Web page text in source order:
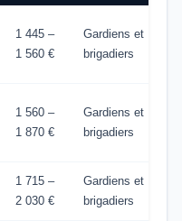
1 445 –
1 560 €
Gardiens et
brigadiers
1 560 –
1 870 €
Gardiens et
brigadiers
1 715 –
2 030 €
Gardiens et
brigadiers